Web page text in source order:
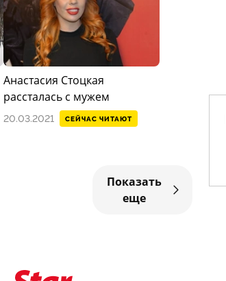
СЕЙЧАС ЧИТАЮТ
Анастасия Стоцкая
рассталась с мужем
20.03.2021
Показать
еще